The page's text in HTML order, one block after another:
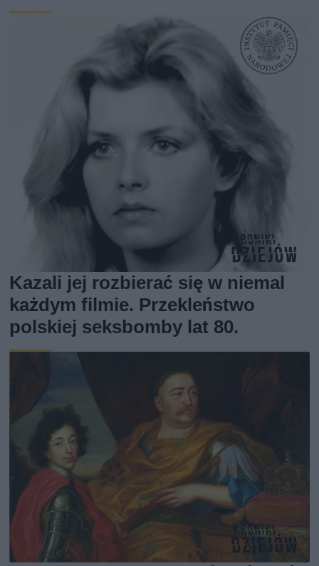
Kazali jej rozbierać się w niemal
każdym filmie. Przekleństwo
polskiej seksbomby lat 80.